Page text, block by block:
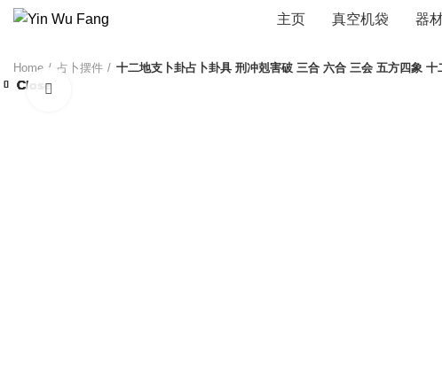
主页 真空机袋 器
Home 占卜摆件
十二地支卜卦占卜卦具 刑冲剋害破 三合 六合 三会 五方四象 十
Close
Close
Close
Close
Close
Close
Close
Close